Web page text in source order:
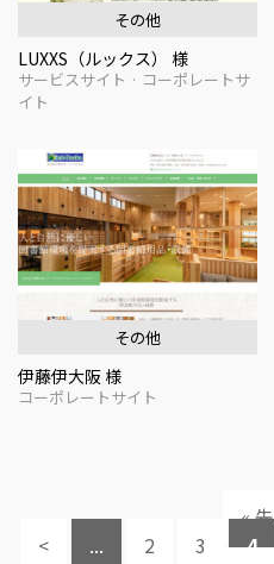
その他
LUXXS（ルックス） 様
サービスサイト · コーポレートサ
イト
その他
伊藤伊大阪 様
コーポレートサイト
«
<
... 2 3 4